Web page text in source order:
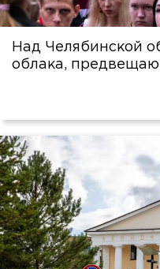
Над Челябинской
облака,